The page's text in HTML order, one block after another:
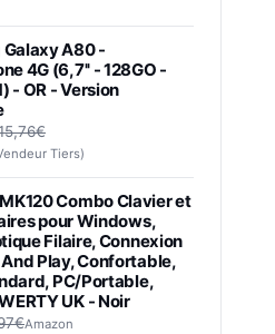
A80 -
4G (6,7'' - 128GO -
- OR - Version
Tiers)
Combo Clavier et
pour Windows,
Filaire, Connexion
And Play, Confortable,
PC/Portable,
UK - Noir
Amazon